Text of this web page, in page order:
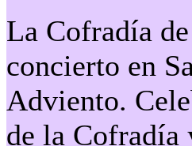
La Cofradía
concierto en
Adviento.
de la Cofradía